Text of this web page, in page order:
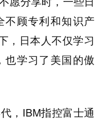
不顾专利和知识产
，日本人不仅学习
也学习了美国的傲
，IBM指控富士通